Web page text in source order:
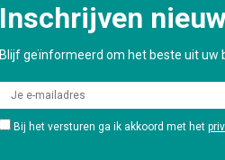
Inschrijven
Blijf geïnformeerd om het beste uit uw
Bij het versturen ga ik akkoord met het